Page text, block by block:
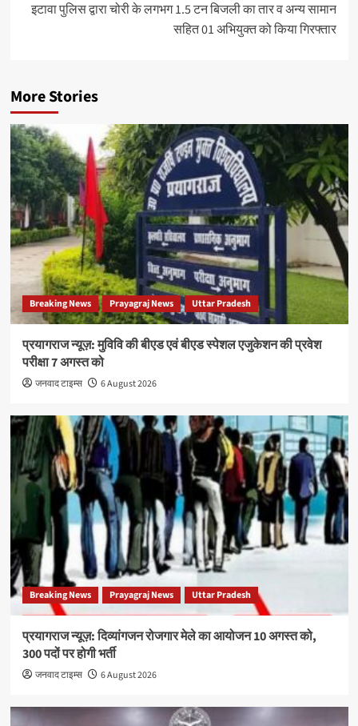
इटावा पुलिस द्वारा चोरी के लगभग 1.5 टन बिजली का तार व अन्य सामान
सहित 01 अभियुक्त को किया गिरफ्तार
More Stories
Breaking News Prayagraj News Uttar Pradesh
प्रयागराज न्यूज़: मुविवि की बीएड एवं बीएड स्पेशल एजुकेशन की प्रवेश
परीक्षा 7 अगस्त को
जनवाद टाइम्स 6 August 2026
Breaking News Prayagraj News Uttar Pradesh
प्रयागराज न्यूज़: दिव्यांगजन रोजगार मेले का आयोजन 10 अगस्त को,
300 पदों पर होगी भर्ती
जनवाद टाइम्स 6 August 2026